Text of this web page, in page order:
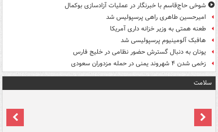
شوخی حاج‌قاسم با خبرنگار در عملیات آزادسازی بوکمال
امیرحسین طاهری راهی پرسپولیس شد
طعنه همتی به وزیر خزانه داری آمریکا
هافبک آلومینیوم پرسپولیسی شد
یونان به دنبال گسترش حضور نظامی در خلیج فارس
زخمی شدن ۴ شهروند یمنی در حمله مزدوران سعودی
سلامت